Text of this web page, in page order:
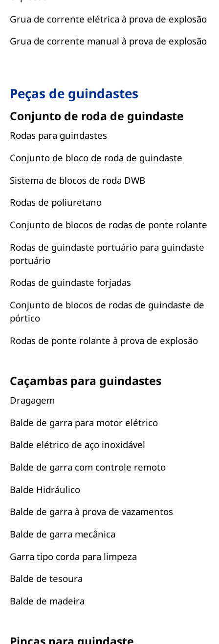
Grua de corrente elétrica à prova de explosão
Grua de corrente manual à prova de explosão
Peças de guindastes
Conjunto de roda de guindaste
Rodas para guindastes
Conjunto de bloco de roda de guindaste
Sistema de blocos de roda DWB
Rodas de poliuretano
Conjunto de blocos de rodas de ponte rolante
Rodas de guindaste portuário para guindaste
portuário
Rodas de guindaste forjadas
Conjunto de blocos de rodas de guindaste de
pórtico
Rodas de ponte rolante à prova de explosão
Caçambas para guindastes
Dragagem
Balde de garra para motor elétrico
Balde elétrico de aço inoxidável
Balde de garra com controle remoto
Balde Hidráulico
Balde de garra à prova de vazamentos
Balde de garra mecânica
Garra tipo corda para limpeza
Balde de tesoura
Balde de madeira